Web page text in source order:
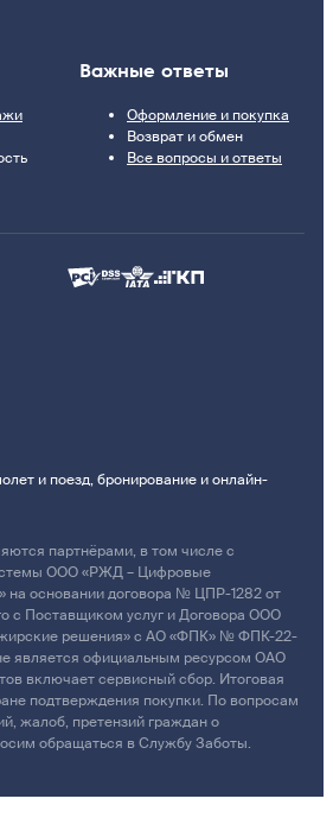
Важные ответы
Оформление и покупка
Возврат и обмен
Все вопросы и ответы
и поезд, бронирование и онлайн-
партнёрами, в том числе с
ООО «РЖД – Цифровые
на основании договора № ЦПР-1282 от
с Поставщиком услуг и Договора ООО
решения» с АО «ФПК» № ФПК-22-
не является официальным ресурсом ОАО
включает сервисный сбор. Итоговая
подтверждения покупки. По вопросам
жалоб, претензий граждан о
обращаться в Службу Заботы.